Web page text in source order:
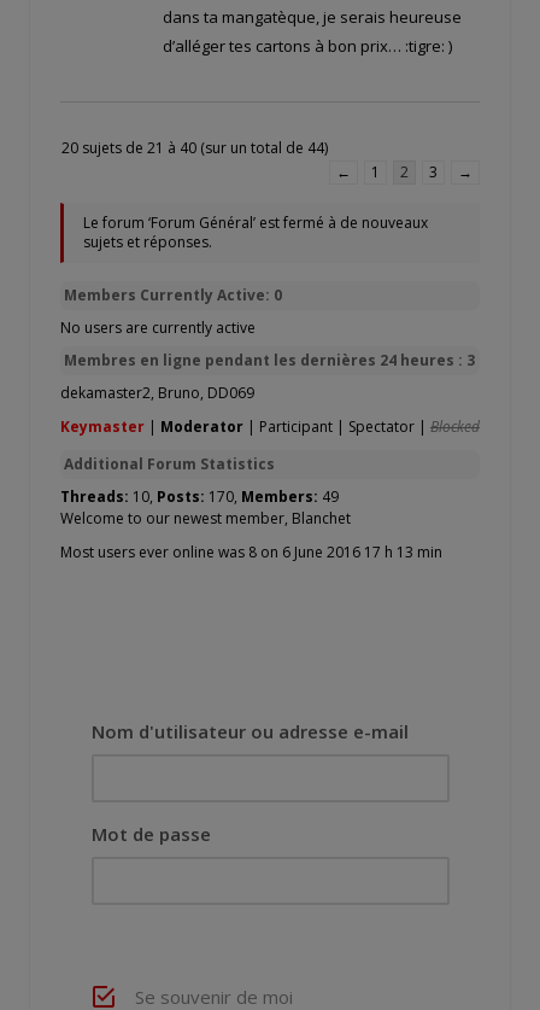
dans ta mangatèque, je serais heureuse
d’alléger tes cartons à bon prix… :tigre: )
20 sujets de 21 à 40 (sur un total de 44)
←
1 2 3 →
Le forum ‘Forum Général’ est fermé à de nouveaux
sujets et réponses.
Members Currently Active: 0
No users are currently active
Membres en ligne pendant les dernières 24 heures : 3
dekamaster2, Bruno, DD069
Keymaster | Moderator | Participant | Spectator | Blocked
Additional Forum Statistics
Threads: 10, Posts: 170, Members: 49
Welcome to our newest member, Blanchet
Most users ever online was 8 on 6 June 2016 17 h 13 min
Nom d'utilisateur ou adresse e-mail
Mot de passe
Se souvenir de moi